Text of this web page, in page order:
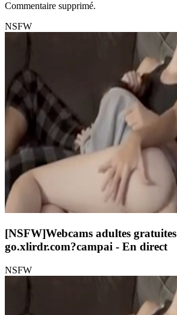
Commentaire supprimé.
NSFW
[NSFW]Webcams adultes gratuites
go.xlirdr.com?campai - En direct
NSFW